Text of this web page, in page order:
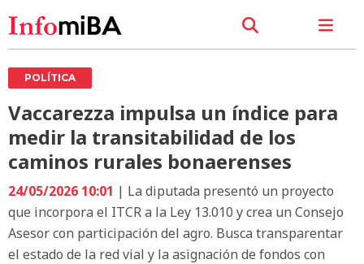
POLÍTICA
Vaccarezza impulsa un índice para
medir la transitabilidad de los
caminos rurales bonaerenses
24/05/2026 10:01 | La diputada presentó un proyecto
que incorpora el ITCR a la Ley 13.010 y crea un Consejo
Asesor con participación del agro. Busca transparentar
el estado de la red vial y la asignación de fondos con